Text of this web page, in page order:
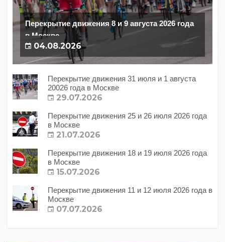
Перекрытие движения 8 и 9 августа 2026 года
в Москве
04.08.2026
Перекрытие движения 31 июля и 1 августа
20026 года в Москве
29.07.2026
Перекрытие движения 25 и 26 июля 2026 года
в Москве
21.07.2026
Перекрытие движения 18 и 19 июля 2026 года
в Москве
15.07.2026
Перекрытие движения 11 и 12 июля 2026 года в
Москве
07.07.2026